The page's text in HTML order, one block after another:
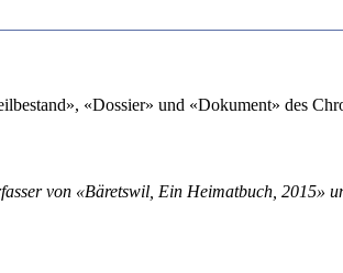
«Dossier» und «Dokument» des
von «Bäretswil, Ein Heimatbuch, 2015»